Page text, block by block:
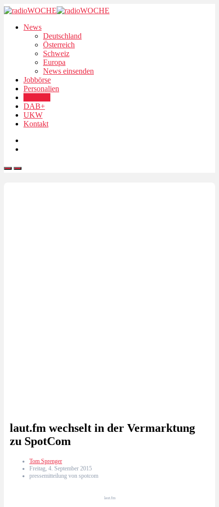
News
Deutschland
Österreich
Schweiz
Europa
News einsenden
Jobbörse
Personalien
DAB+
UKW
Kontakt
laut.fm wechselt in der Vermarktung
zu SpotCom
Tom Sprenger
Freitag, 4. September 2015
pressemitteilung von spotcom
laut.fm